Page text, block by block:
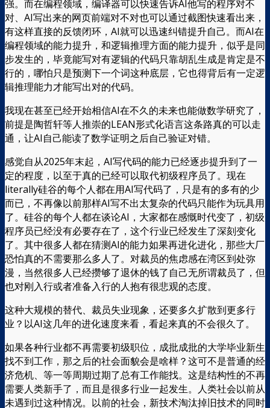
强。而在编程领域，编译器可以快速告诉AI他写的程序对不
对、AI写出来的网页前端对不对也可以通过截图快速看出来，
有这样直接的反馈闭环，AI就可以迅速纠错提升自己。而AI在
编程领域的能力提升，和逻辑推理方面的能力提升，似乎是同
步发生的，毕竟能写对有逻辑的代码只靠胡乱生成是肯定是不
行的，哪怕只是预测下一个词这种底层，它也得背后有一定逻
辑推理能力才能写出对的代码。
我现在甚至已经开始相信AI在不久的未来也能做数学研究了，
前提是陶哲轩等人推崇的LEAN形式化语言这条路真的可以走
通，让AI自己能读了数学证明之后自己验证对错。
感觉自从2025年末起，AI写代码的能力已经逐步提升到了一
定的程度，以至于真的已经可以取代初级程序员了。现在
literally硅谷的每个人都在用AI写代码了，只是有的多有的少
而已，不再像以前那样AI写不出太复杂的代码只能作为玩具用
了。硅谷的每个人都在谈论AI，大家都在感慨时代变了，初级
程序员已经没有必要存在了，这个行业已经发生了深刻变化
了。其中很多人都在猜测AI的能力如果再进化进化，那些大厂
恐怕真的不需要那么多人了。对裁员的焦虑感在湾区到处弥
漫，当然很多人已经攒够了退休的钱了自己无所谓裁员了，但
也对刚入行或者准备入行的人抱有很悲观的态度。
这种大规模的替代、裁员失业现象，还要多久扩散到更多行
业？以AI这几年的进化速度来看，看起来真的不会很久了。
如果各种行业都不再需要初级职位，成批成批的大学毕业新生
找不到工作，那之后的社会面貌会是啥样？这可不是普通的经
济危机、等一等周期过期了总有工作能找。这是结构性的不再
需要人类新手了，而且是很多行业一起发生。人类社会以前从
未遇到过这种情况。以前的社会，新技术淘汰掉旧技术的同时